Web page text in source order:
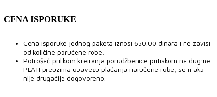
CENA ISPORUKE
Cena isporuke jednog paketa iznosi 650.00 dinara i ne zavisi
od količine poručene robe;
Potrošač prilikom kreiranja porudžbenice pritiskom na dugme
PLATI preuzima obavezu plaćanja naručene robe, sem ako
nije drugačije dogovoreno.